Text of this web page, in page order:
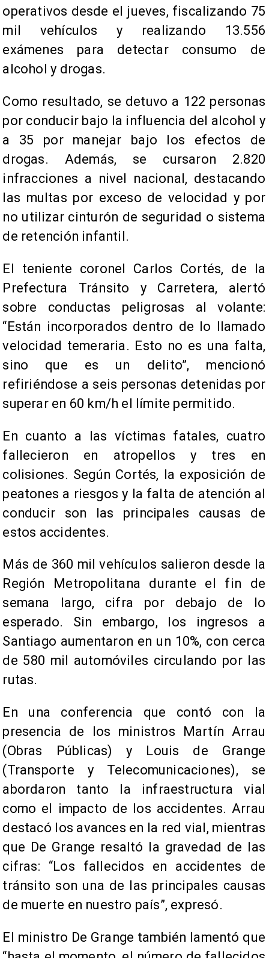
operativos desde el jueves, fiscalizando 75
mil vehículos y realizando 13.556
exámenes para detectar consumo de
alcohol y drogas.
Como resultado, se detuvo a 122 personas
por conducir bajo la influencia del alcohol y
a 35 por manejar bajo los efectos de
drogas. Además, se cursaron 2.820
infracciones a nivel nacional, destacando
las multas por exceso de velocidad y por
no utilizar cinturón de seguridad o sistema
de retención infantil.
El teniente coronel Carlos Cortés, de la
Prefectura Tránsito y Carretera, alertó
sobre conductas peligrosas al volante:
“Están incorporados dentro de lo llamado
velocidad temeraria. Esto no es una falta,
sino que es un delito”, mencionó
refiriéndose a seis personas detenidas por
superar en 60 km/h el límite permitido.
En cuanto a las víctimas fatales, cuatro
fallecieron en atropellos y tres en
colisiones. Según Cortés, la exposición de
peatones a riesgos y la falta de atención al
conducir son las principales causas de
estos accidentes.
Más de 360 mil vehículos salieron desde la
Región Metropolitana durante el fin de
semana largo, cifra por debajo de lo
esperado. Sin embargo, los ingresos a
Santiago aumentaron en un 10%, con cerca
de 580 mil automóviles circulando por las
rutas.
En una conferencia que contó con la
presencia de los ministros Martín Arrau
(Obras Públicas) y Louis de Grange
(Transporte y Telecomunicaciones), se
abordaron tanto la infraestructura vial
como el impacto de los accidentes. Arrau
destacó los avances en la red vial, mientras
que De Grange resaltó la gravedad de las
cifras: “Los fallecidos en accidentes de
tránsito son una de las principales causas
de muerte en nuestro país”, expresó.
El ministro De Grange también lamentó que